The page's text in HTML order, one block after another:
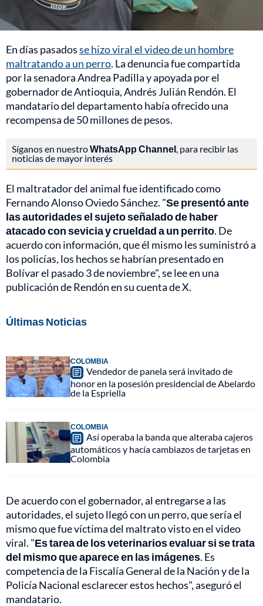
En días pasadosse hizo viral el video de un hombre
maltratando a un perro. La denuncia fue compartida
por la senadora Andrea Padilla y apoyada por el
gobernador de Antioquia, Andrés Julián Rendón. El
mandatario del departamento había ofrecido una
recompensa de 50 millones de pesos.
Síganos en nuestroWhatsApp Channel , para recibir las
noticias de mayor interés
El maltratador del animal fue identificado como
Fernando Alonso Oviedo Sánchez. "Se presentó ante
las autoridades el sujeto señalado de haber
atacado con sevicia y crueldad a un perrito. De
acuerdo con información, que él mismo les suministró a
los policías, los hechos se habrían presentado en
Bolívar el pasado 3 de noviembre", se lee en una
publicación de Rendón en su cuenta de X.
Últimas Noticias
COLOMBIA
Vendedor de panela será invitado de
honor en la posesión presidencial de Abelardo
de la Espriella
COLOMBIA
Así operaba la banda que alteraba cajeros
automáticos y hacía cambiazos de tarjetas en
Colombia
De acuerdo con el gobernador, al entregarse a las
autoridades, el sujeto llegó con un perro, que sería el
mismo que fue víctima del maltrato visto en el video
viral. "Es tarea de los veterinarios evaluar si se trata
del mismo que aparece en las imágenes. Es
competencia de la Fiscalía General de la Nación y de la
Policía Nacional esclarecer estos hechos", aseguró el
mandatario.